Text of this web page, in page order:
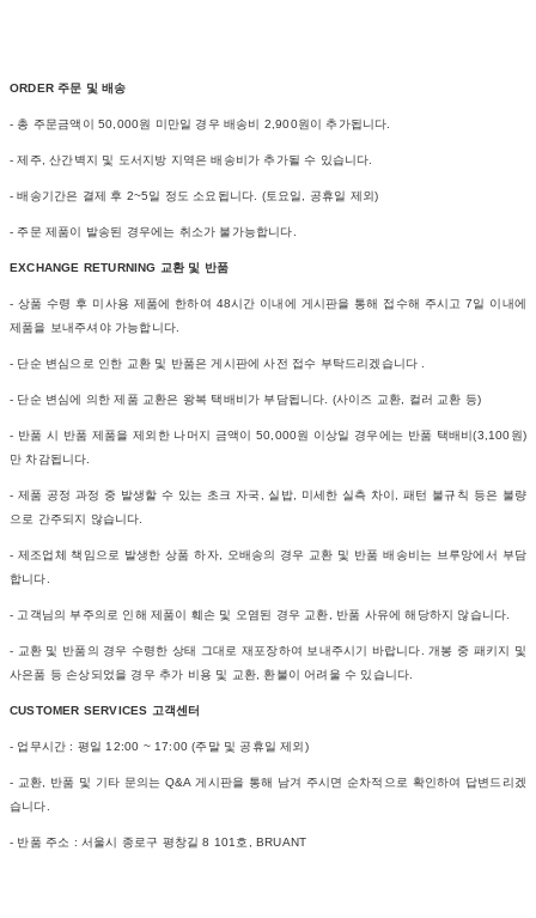
ORDER 주문 및 배송
- 총 주문금액이 50,000원 미만일 경우 배송비 2,900원이 추가됩니다.
- 제주, 산간벽지 및 도서지방 지역은 배송비가 추가될 수 있습니다.
- 배송기간은 결제 후 2~5일 정도 소요됩니다. (토요일, 공휴일 제외)
- 주문 제품이 발송된 경우에는 취소가 불가능합니다.
EXCHANGE RETURNING 교환 및 반품
- 상품 수령 후 미사용 제품에 한하여 48시간 이내에 게시판을 통해 접수해 주시고 7일 이내에
제품을 보내주셔야 가능합니다.
- 단순 변심으로 인한 교환 및 반품은 게시판에 사전 접수 부탁드리겠습니다 .
- 단순 변심에 의한 제품 교환은 왕복 택배비가 부담됩니다. (사이즈 교환, 컬러 교환 등)
- 반품 시 반품 제품을 제외한 나머지 금액이 50,000원 이상일 경우에는 반품 택배비(3,100원)
만 차감됩니다.
- 제품 공정 과정 중 발생할 수 있는 초크 자국, 실밥, 미세한 실측 차이, 패턴 불규칙 등은 불량
으로 간주되지 않습니다.
- 제조업체 책임으로 발생한 상품 하자, 오배송의 경우 교환 및 반품 배송비는 브루앙에서 부담
합니다.
- 고객님의 부주의로 인해 제품이 훼손 및 오염된 경우 교환, 반품 사유에 해당하지 않습니다.
- 교환 및 반품의 경우 수령한 상태 그대로 재포장하여 보내주시기 바랍니다. 개봉 중 패키지 및
사은품 등 손상되었을 경우 추가 비용 및 교환, 환불이 어려울 수 있습니다.
CUSTOMER SERVICES 고객센터
- 업무시간 : 평일 12:00 ~ 17:00 (주말 및 공휴일 제외)
- 교환, 반품 및 기타 문의는 Q&A 게시판을 통해 남겨 주시면 순차적으로 확인하여 답변드리겠
습니다.
- 반품 주소 : 서울시 종로구 평창길 8 101호, BRUANT